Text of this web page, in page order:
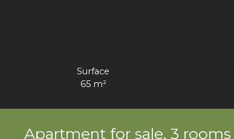
Surface
65 m²
Apartment for sale, 3 rooms